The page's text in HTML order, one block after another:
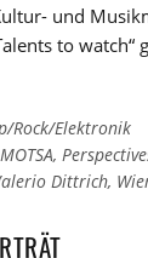
und
to watch“
Rock/Elektronik
MOTSA,
Dittrich,